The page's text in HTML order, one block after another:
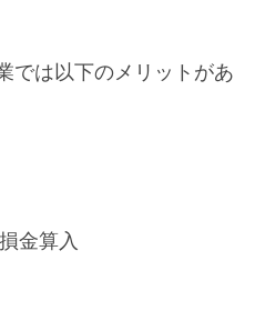
では以下のメリットがあ
金算入